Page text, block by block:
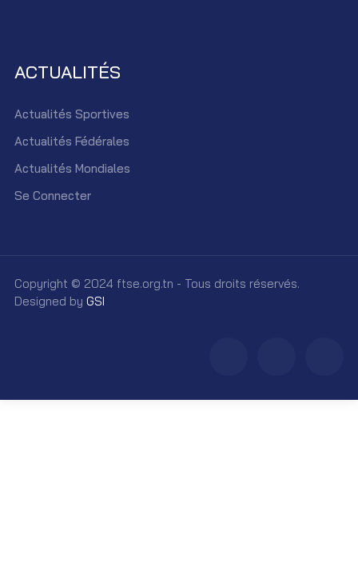
ACTUALITÉS
Actualités Sportives
Actualités Fédérales
Actualités Mondiales
Se Connecter
Copyright © 2024 ftse.org.tn - Tous droits réservés.
Designed by GSI